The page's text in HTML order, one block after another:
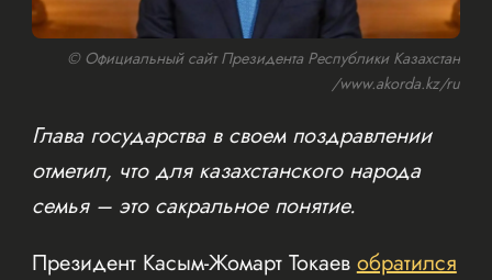
© Официальный сайт Президента Республики Казахстан
/www.akorda.kz/ru
Глава государства в своем поздравлении
отметил, что для казахстанского народа
семья – это сакральное понятие.
Президент Касым-Жомарт Токаевобратился